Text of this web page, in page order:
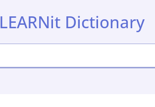
LEARNit Dictionary